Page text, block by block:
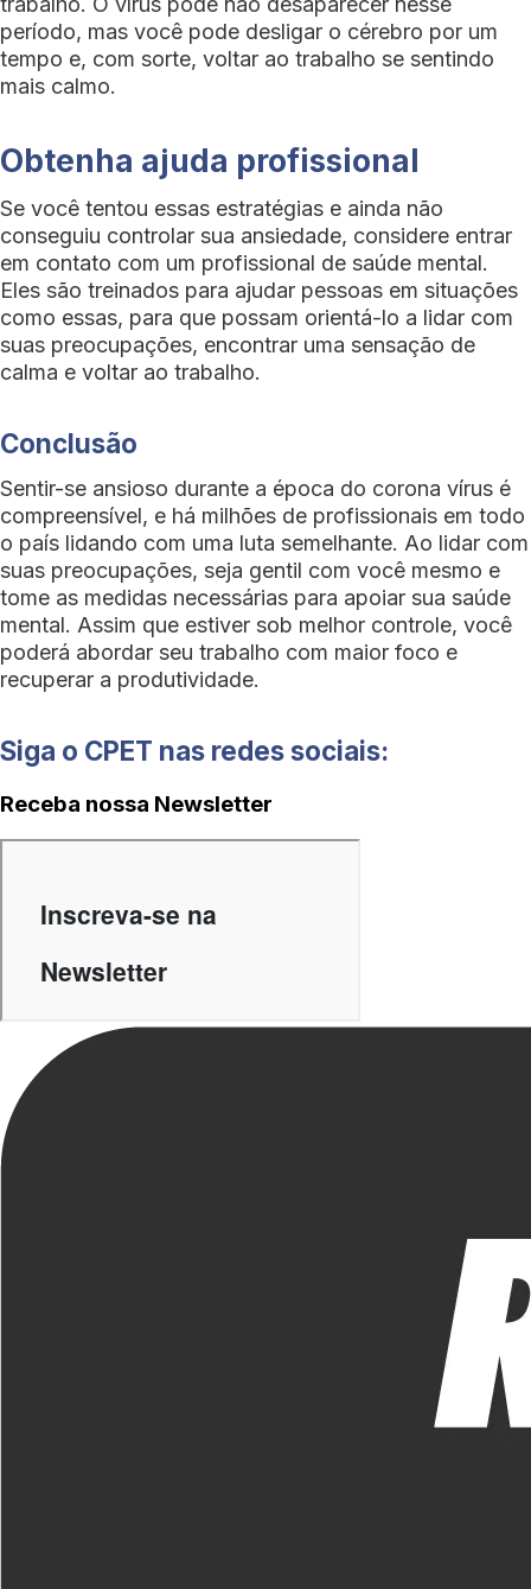
período, mas você pode desligar o cérebro por um
tempo e, com sorte, voltar ao trabalho se sentindo
mais calmo.
Obtenha ajuda profissional
Se você tentou essas estratégias e ainda não
conseguiu controlar sua ansiedade, considere entrar
em contato com um profissional de saúde mental.
Eles são treinados para ajudar pessoas em situações
como essas, para que possam orientá-lo a lidar com
suas preocupações, encontrar uma sensação de
calma e voltar ao trabalho.
Conclusão
Sentir-se ansioso durante a época do corona vírus é
compreensível, e há milhões de profissionais em todo
o país lidando com uma luta semelhante. Ao lidar com
suas preocupações, seja gentil com você mesmo e
tome as medidas necessárias para apoiar sua saúde
mental. Assim que estiver sob melhor controle, você
poderá abordar seu trabalho com maior foco e
recuperar a produtividade.
Siga o CPET nas redes sociais:
Receba nossa Newsletter